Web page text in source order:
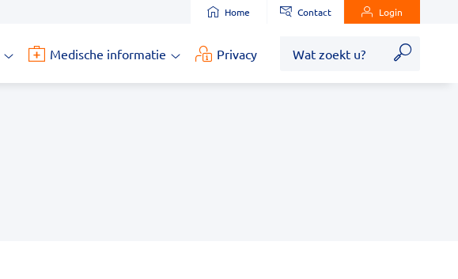
Home Contact Login
Centraal
Medische informatie
informatie
Privacy